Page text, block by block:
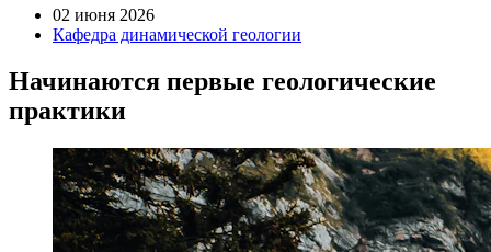
02 июня 2026
Кафедра динамической геологии
Начинаются первые геологические
практики